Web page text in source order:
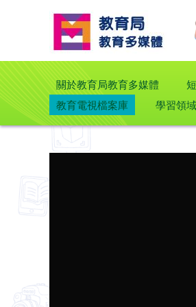
關於教育局教育多媒體
教育電視檔案庫
學習領